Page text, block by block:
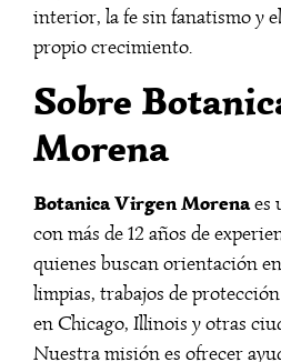
interior, la fe sin fanatismo y
propio crecimiento.
Sobre
Morena
Botanica Virgen Morenaes
con más de 12 años de
quienes buscan orientación
limpias, trabajos de
en Chicago, Illinois y otras
Nuestra misión es ofrecer